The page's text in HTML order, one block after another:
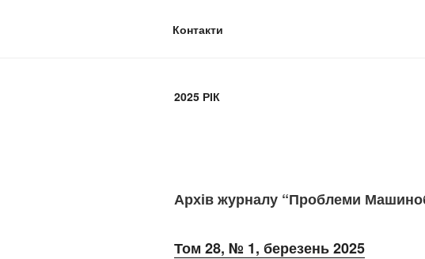
Контакти
2025 РІК
Архів журналу “Проблеми
Том 28, № 1, березень 2025